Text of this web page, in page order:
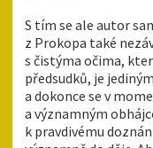
S tím se ale autor
z Prokopa také
s čistýma očima,
předsudků, je
a dokonce se v
a významným
k pravdivému